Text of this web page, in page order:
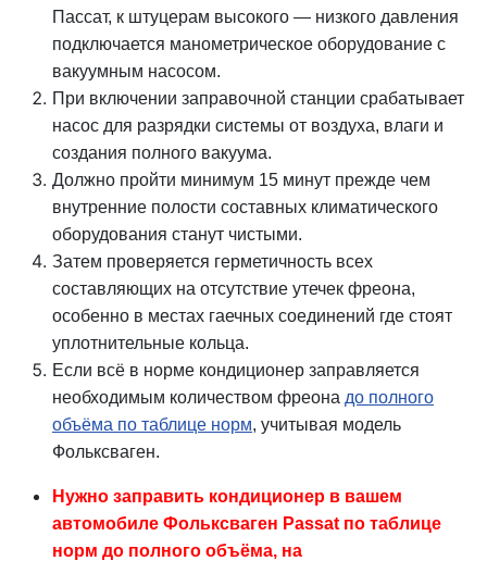
Пассат, к штуцерам высокого — низкого давления
подключается манометрическое оборудование с
вакуумным насосом.
При включении заправочной станции срабатывает
насос для разрядки системы от воздуха, влаги и
создания полного вакуума.
Должно пройти минимум 15 минут прежде чем
внутренние полости составных климатического
оборудования станут чистыми.
Затем проверяется герметичность всех
составляющих на отсутствие утечек фреона,
особенно в местах гаечных соединений где стоят
уплотнительные кольца.
Если всё в норме кондиционер заправляется
необходимым количеством фреона до полного
объёма по таблице норм, учитывая модель
Фольксваген.
Нужно заправить кондиционер в вашем
автомобиле Фольксваген Passat по таблице
норм до полного объёма, на